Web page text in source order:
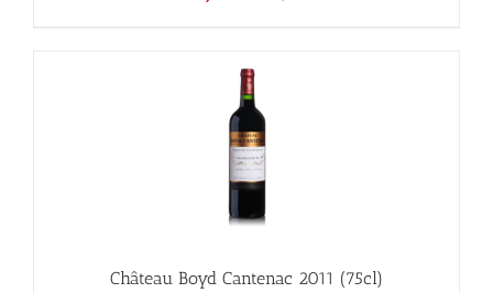
Château Boyd Cantenac 2011 (75cl)